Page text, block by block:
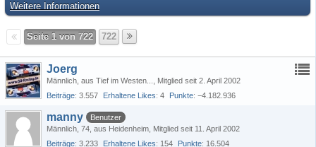
Weitere Informationen
Seite 1 von 722 722
Joerg
Männlich aus Tief im Westen...
Mitglied seit 2. April 2002
Beiträge 3.557 Erhaltene Likes 4 Punkte −4.182.936
manny
Benutzer
Männlich 74 aus Heidenheim Mitglied seit 11. April 2002
Beiträge 3.233 Erhaltene Likes 154 Punkte 16.504